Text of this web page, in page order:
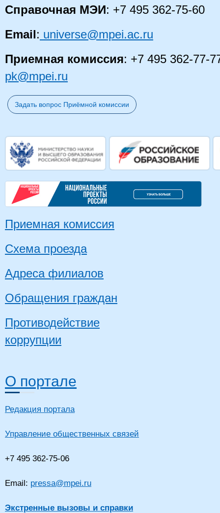
Справочная МЭИ: +7 495 362-75-60
Email: universe@mpei.ac.ru
Приемная комиссия: +7 495 362-77-
pk@mpei.ru
Задать вопрос Приёмной комиссии
Приемная комиссия
Схема проезда
Адреса филиалов
Обращения граждан
Противодействие
коррупции
О портале
Редакция портала
Управление общественных связей
+7 495 362-75-06
Email: pressa@mpei.ru
Экстренные вызовы и справки